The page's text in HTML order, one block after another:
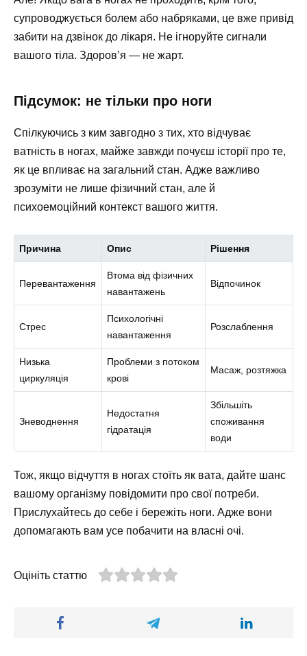
супроводжується болем або набряками, це вже привід
забити на дзвінок до лікаря. Не ігноруйте сигнали
вашого тіла. Здоров’я — не жарт.
Підсумок: не тільки про ноги
Спілкуючись з ким завгодно з тих, хто відчуває
ватність в ногах, майже завжди почуєш історії про те,
як це впливає на загальний стан. Адже важливо
зрозуміти не лише фізичний стан, але й
психоемоційний контекст вашого життя.
Причина Опис Рішення
Перевантаження
Втома від фізичних
навантажень
Відпочинок
Стрес
Психологічні
навантаження
Розслаблення
Низька
циркуляція
Проблеми з потоком
крові
Масаж, розтяжка
Зневоднення
Недостатня
гідратація
Збільшіть
споживання
води
Тож, якщо відчуття в ногах стоїть як вата, дайте шанс
вашому організму повідомити про свої потреби.
Прислухайтесь до себе і бережіть ноги. Адже вони
допомагають вам усе побачити на власні очі.
Оцініть статтю